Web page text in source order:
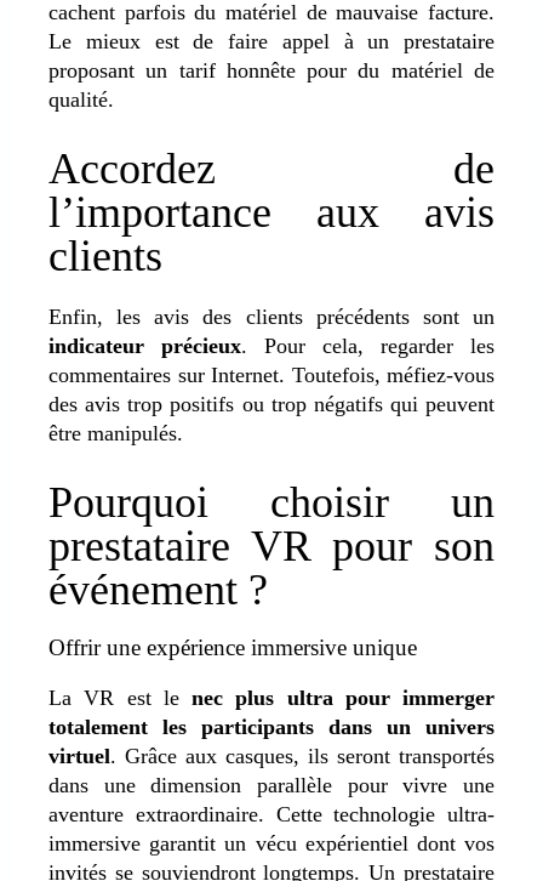
cachent parfois du matériel de mauvaise facture.
Le mieux est de faire appel à un prestataire
proposant un tarif honnête pour du matériel de
qualité.
Accordez de
l’importance aux avis
clients
Enfin, les avis des clients précédents sont un
indicateur précieux. Pour cela, regarder les
commentaires sur Internet. Toutefois, méfiez-vous
des avis trop positifs ou trop négatifs qui peuvent
être manipulés.
Pourquoi choisir un
prestataire VR pour son
événement ?
Offrir une expérience immersive unique
La VR est lenec plus ultra pour immerger
totalement les participants dans un univers
virtuel. Grâce aux casques, ils seront transportés
dans une dimension parallèle pour vivre une
aventure extraordinaire. Cette technologie ultra-
immersive garantit un vécu expérientiel dont vos
invités se souviendront longtemps. Un prestataire